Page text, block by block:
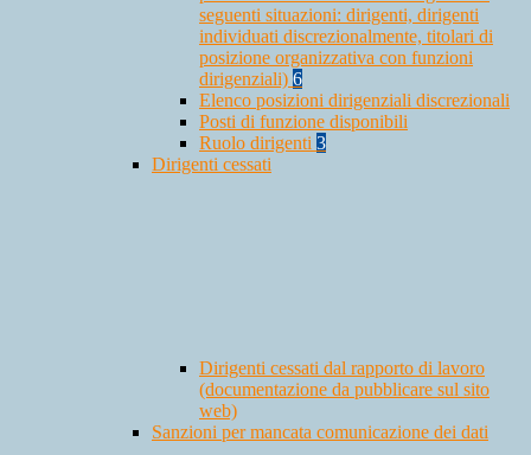
seguenti situazioni: dirigenti, dirigenti
individuati discrezionalmente, titolari di
posizione organizzativa con funzioni
dirigenziali) 6
Elenco posizioni dirigenziali discrezionali
Posti di funzione disponibili
Ruolo dirigenti 3
Dirigenti cessati
Dirigenti cessati dal rapporto di lavoro
(documentazione da pubblicare sul sito
web)
Sanzioni per mancata comunicazione dei dati